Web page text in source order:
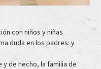
con niños y niñas
duda en los padres: y
de hecho, la familia de